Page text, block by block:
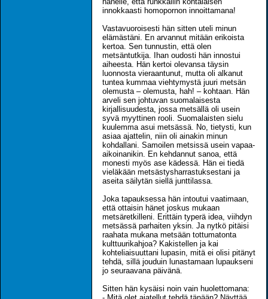
innokkaasti homopornon innoittamana!
Vastavuoroisesti hän sitten uteli minun
elämästäni. En arvannut mitään erikoista
kertoa. Sen tunnustin, että olen
metsäntutkija. Ihan oudosti hän innostui
aiheesta. Hän kertoi olevansa täysin
luonnosta vieraantunut, mutta oli alkanut
tuntea kummaa viehtymystä juuri metsän
olemusta – olemusta, hah! – kohtaan. Hän
arveli sen johtuvan suomalaisesta
kirjallisuudesta, jossa metsällä oli usein
syvä myyttinen rooli. Suomalaisten sielu
kuulemma asui metsässä. No, tietysti, kun
asiaa ajattelin, niin oli ainakin minun
kohdallani. Samoilen metsissä usein vapaa-
aikoinanikin. En kehdannut sanoa, että
monesti myös ase kädessä. Hän ei tiedä
vieläkään metsästysharrastuksestani ja
aseita säilytän siellä junttilassa.
Joka tapauksessa hän intoutui vaatimaan,
että ottaisin hänet joskus mukaan
metsäretkilleni. Erittäin typerä idea, viihdyn
metsässä parhaiten yksin. Ja nytkö pitäisi
raahata mukana metsään tottumatonta
kulttuurikahjoa? Kakistellen ja kai
kohteliaisuuttani lupasin, mitä ei olisi pitänyt
tehdä, sillä jouduin lunastamaan lupaukseni
jo seuraavana päivänä.
Sitten hän kysäisi noin vain huolettomana: